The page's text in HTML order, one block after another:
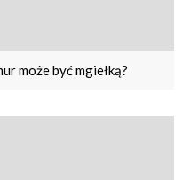
może być mgiełką?